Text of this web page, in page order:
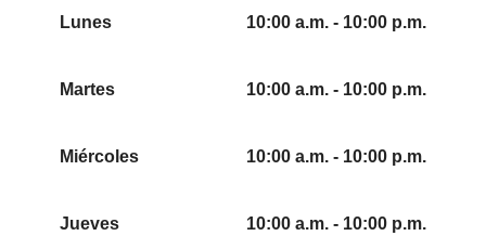
Lunes 10:00 a.m. - 10:00 p.m.
Martes 10:00 a.m. - 10:00 p.m.
Miércoles 10:00 a.m. - 10:00 p.m.
Jueves 10:00 a.m. - 10:00 p.m.